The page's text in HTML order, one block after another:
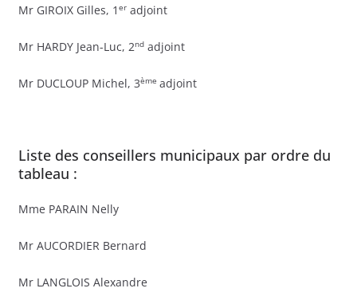
Mr GIROIX Gilles, 1 eradjoint
Mr HARDY Jean-Luc, 2ndadjoint
Mr DUCLOUP Michel, 3ème adjoint
Liste des conseillers municipaux par ordre du
tableau :
Mme PARAIN Nelly
Mr AUCORDIER Bernard
Mr LANGLOIS Alexandre